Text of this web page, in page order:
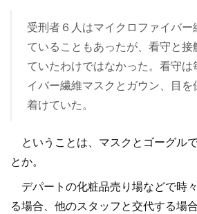
受刑者６人はマイクロファイバ
ていることもあったが、看守と
ていたわけではなかった。看守
イバー繊維マスクとガウン、目
着けていた。
ということは、マスクとゴーグル
とか。
デパートの化粧品売り場などで時
る場合、他のスタッフと交代する場